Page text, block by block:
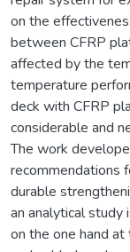
on the
between CFRP
affected by the
temperature
deck with CFRP
considerable and
The work
recommendations
durable
an analytical study
on the one hand